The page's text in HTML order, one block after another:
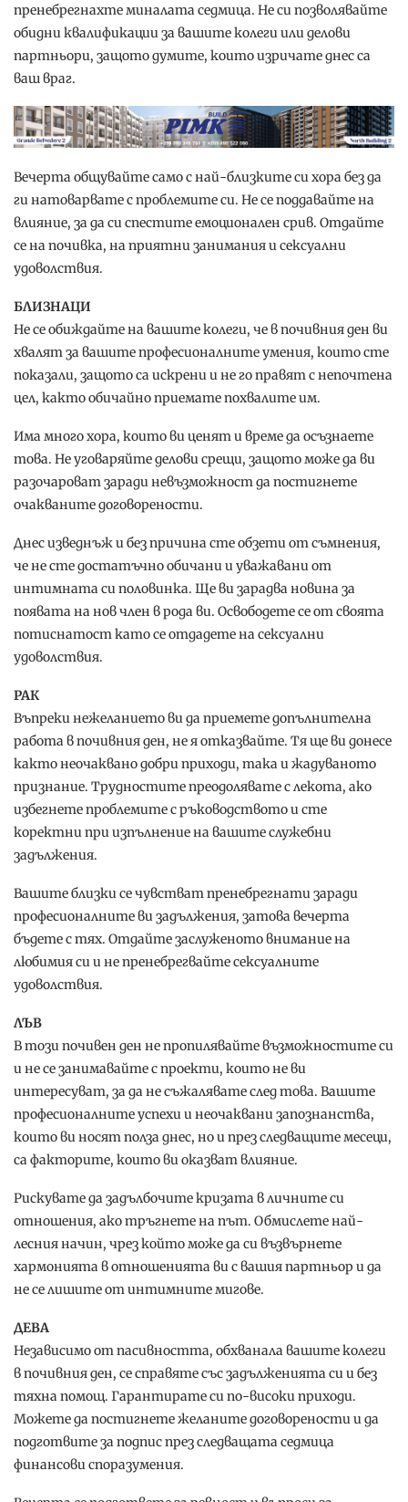
пренебрегнахте миналата седмица. Не си позволявайте
обидни квалификации за вашите колеги или делови
партньори, защото думите, които изричате днес са
ваш враг.
Вечерта общувайте само с най-близките си хора без да
ги натоварвате с проблемите си. Не се поддавайте на
влияние, за да си спестите емоционален срив. Отдайте
се на почивка, на приятни занимания и сексуални
удоволствия.
БЛИЗНАЦИ
Не се обиждайте на вашите колеги, че в почивния ден ви
хвалят за вашите професионалните умения, които сте
показали, защото са искрени и не го правят с непочтена
цел, както обичайно приемате похвалите им.
Има много хора, които ви ценят и време да осъзнаете
това. Не уговаряйте делови срещи, защото може да ви
разочароват заради невъзможност да постигнете
очакваните договорености.
Днес изведнъж и без причина сте обзети от съмнения,
че не сте достатъчно обичани и уважавани от
интимната си половинка. Ще ви зарадва новина за
появата на нов член в рода ви. Освободете се от своята
потиснатост като се отдадете на сексуални
удоволствия.
РАК
Въпреки нежеланието ви да приемете допълнителна
работа в почивния ден, не я отказвайте. Тя ще ви донесе
както неочаквано добри приходи, така и жадуваното
признание. Трудностите преодолявате с лекота, ако
избегнете проблемите с ръководството и сте
коректни при изпълнение на вашите служебни
задължения.
Вашите близки се чувстват пренебрегнати заради
професионалните ви задължения, затова вечерта
бъдете с тях. Отдайте заслуженото внимание на
любимия си и не пренебрегвайте сексуалните
удоволствия.
ЛЪВ
В този почивен ден не пропилявайте възможностите си
и не се занимавайте с проекти, които не ви
интересуват, за да не съжалявате след това. Вашите
професионалните успехи и неочаквани запознанства,
които ви носят полза днес, но и през следващите месеци,
са факторите, които ви оказват влияние.
Рискувате да задълбочите кризата в личните си
отношения, ако тръгнете на път. Обмислете най-
лесния начин, чрез който може да си възвърнете
хармонията в отношенията ви с вашия партньор и да
не се лишите от интимните мигове.
ДЕВА
Независимо от пасивността, обхванала вашите колеги
в почивния ден, се справяте със задълженията си и без
тяхна помощ. Гарантирате си по-високи приходи.
Можете да постигнете желаните договорености и да
подготвите за подпис през следващата седмица
финансови споразумения.